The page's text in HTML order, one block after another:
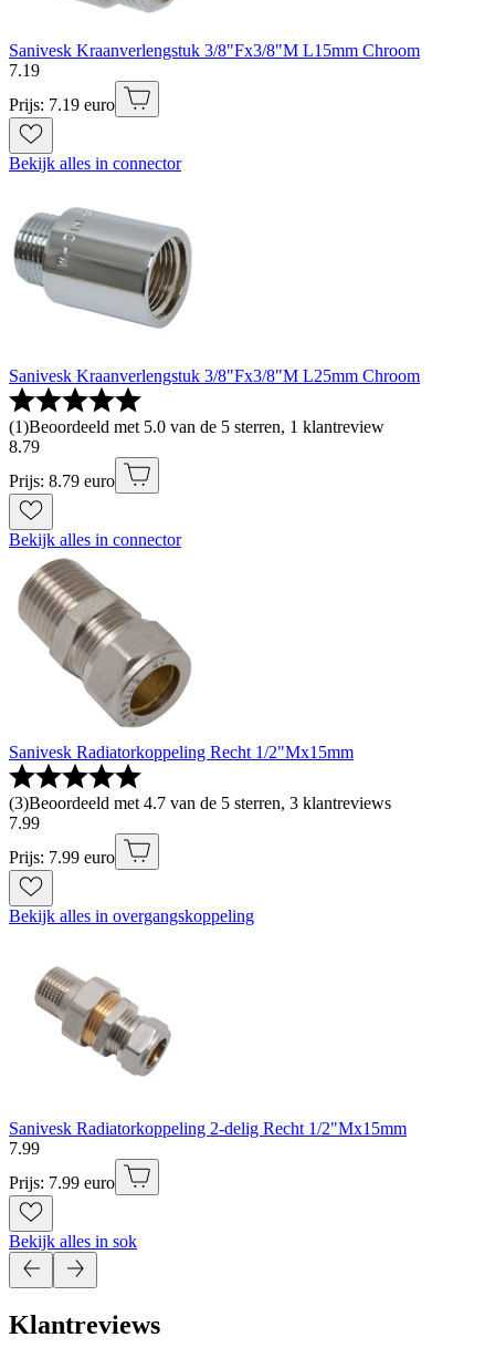
Sanivesk Kraanverlengstuk 3/8"Fx3/8"M L15mm Chroom
7.19
Prijs: 7.19 euro
Bekijk alles in connector
Sanivesk Kraanverlengstuk 3/8"Fx3/8"M L25mm Chroom
(1)Beoordeeld met 5.0 van de 5 sterren, 1 klantreview
8.79
Prijs: 8.79 euro
Bekijk alles in connector
Sanivesk Radiatorkoppeling Recht 1/2"Mx15mm
(3)Beoordeeld met 4.7 van de 5 sterren, 3 klantreviews
7.99
Prijs: 7.99 euro
Bekijk alles in overgangskoppeling
Sanivesk Radiatorkoppeling 2-delig Recht 1/2"Mx15mm
7.99
Prijs: 7.99 euro
Bekijk alles in sok
Klantreviews